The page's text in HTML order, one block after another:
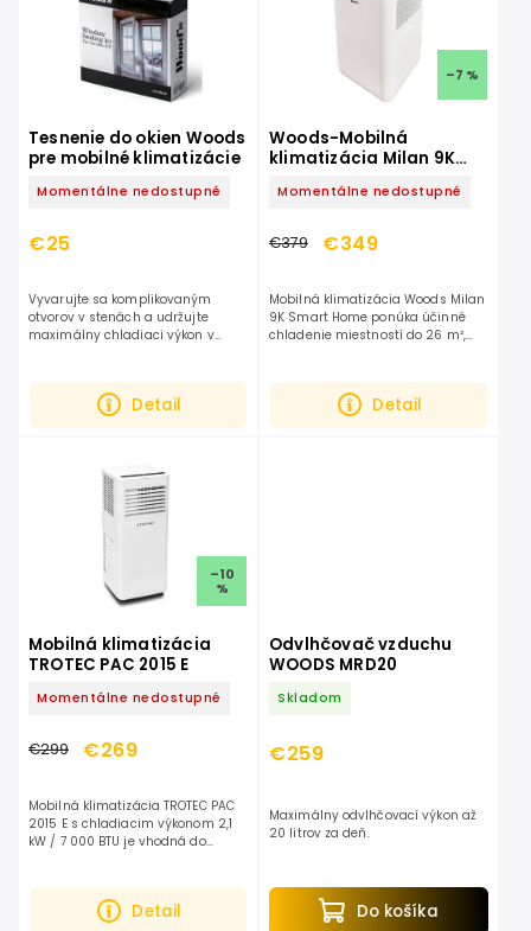
Tesnenie do okien Woods
pre mobilné klimatizácie
Momentálne nedostupné
€25
Detail
Vyvarujte sa komplikovaným
otvorov v stenách a udržujte
maximálny chladiaci výkon v
horúceho vzduchu do miestnosti,
–7 %
Woods-Mobilná
klimatizácia Milan 9K
Momentálne nedostupné
€379 €349
Detail
Mobilná klimatizácia Woods Milan
9K Smart Home ponúka účinné
chladenie miestností do 26 m²,
v domácnosti aj kancelárii....
–10
%
Mobilná klimatizácia
TROTEC PAC 2015 E
Momentálne nedostupné
€299 €269
Detail
Mobilná klimatizácia TROTEC PAC
2015 E s chladiacim výkonom 2,1
kW / 7 000 BTU je vhodná do
a odvlhčovanie,...
Odvlhčovač vzduchu
WOODS MRD20
Skladom
€259
Do košíka
Maximálny odvlhčovací výkon až
20 litrov za deň.